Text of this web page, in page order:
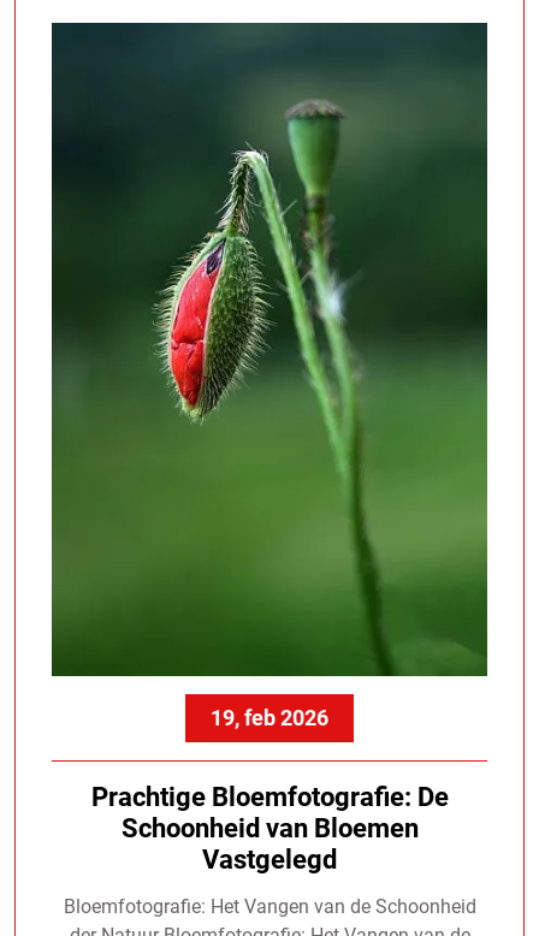
19, feb 2026
Prachtige Bloemfotografie: De
Schoonheid van Bloemen
Vastgelegd
Bloemfotografie: Het Vangen van de Schoonheid